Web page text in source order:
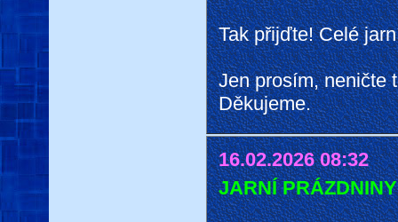
Tak přijďte! Celé
Jen prosím, neničte
Děkujeme.
16.02.2026 08:32
JARNÍ PRÁZDNINY